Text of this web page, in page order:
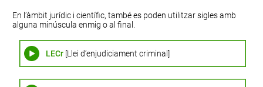
En l’àmbit jurídic i científic, també es poden utilitzar sigles amb
alguna minúscula enmig o al final.
LECr[Llei d’enjudiciament criminal]